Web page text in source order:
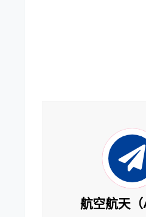
航空航天（